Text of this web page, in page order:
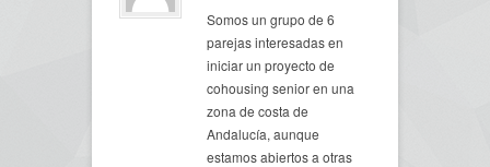
Somos un grupo de 6
parejas interesadas en
iniciar un proyecto de
cohousing senior en una
zona de costa de
Andalucía, aunque
estamos abiertos a otras